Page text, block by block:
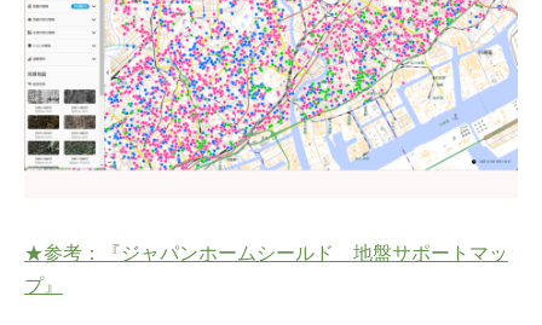
★参考：『ジャパンホームシールド 地盤サポートマッ
プ』